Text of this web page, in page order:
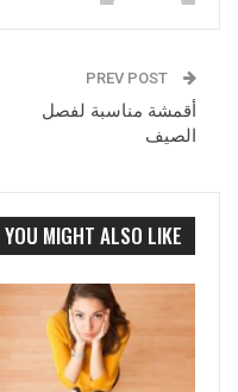
أقمشة مناسبة لفصل
الصيف
YOU MIGHT ALSO LIKE